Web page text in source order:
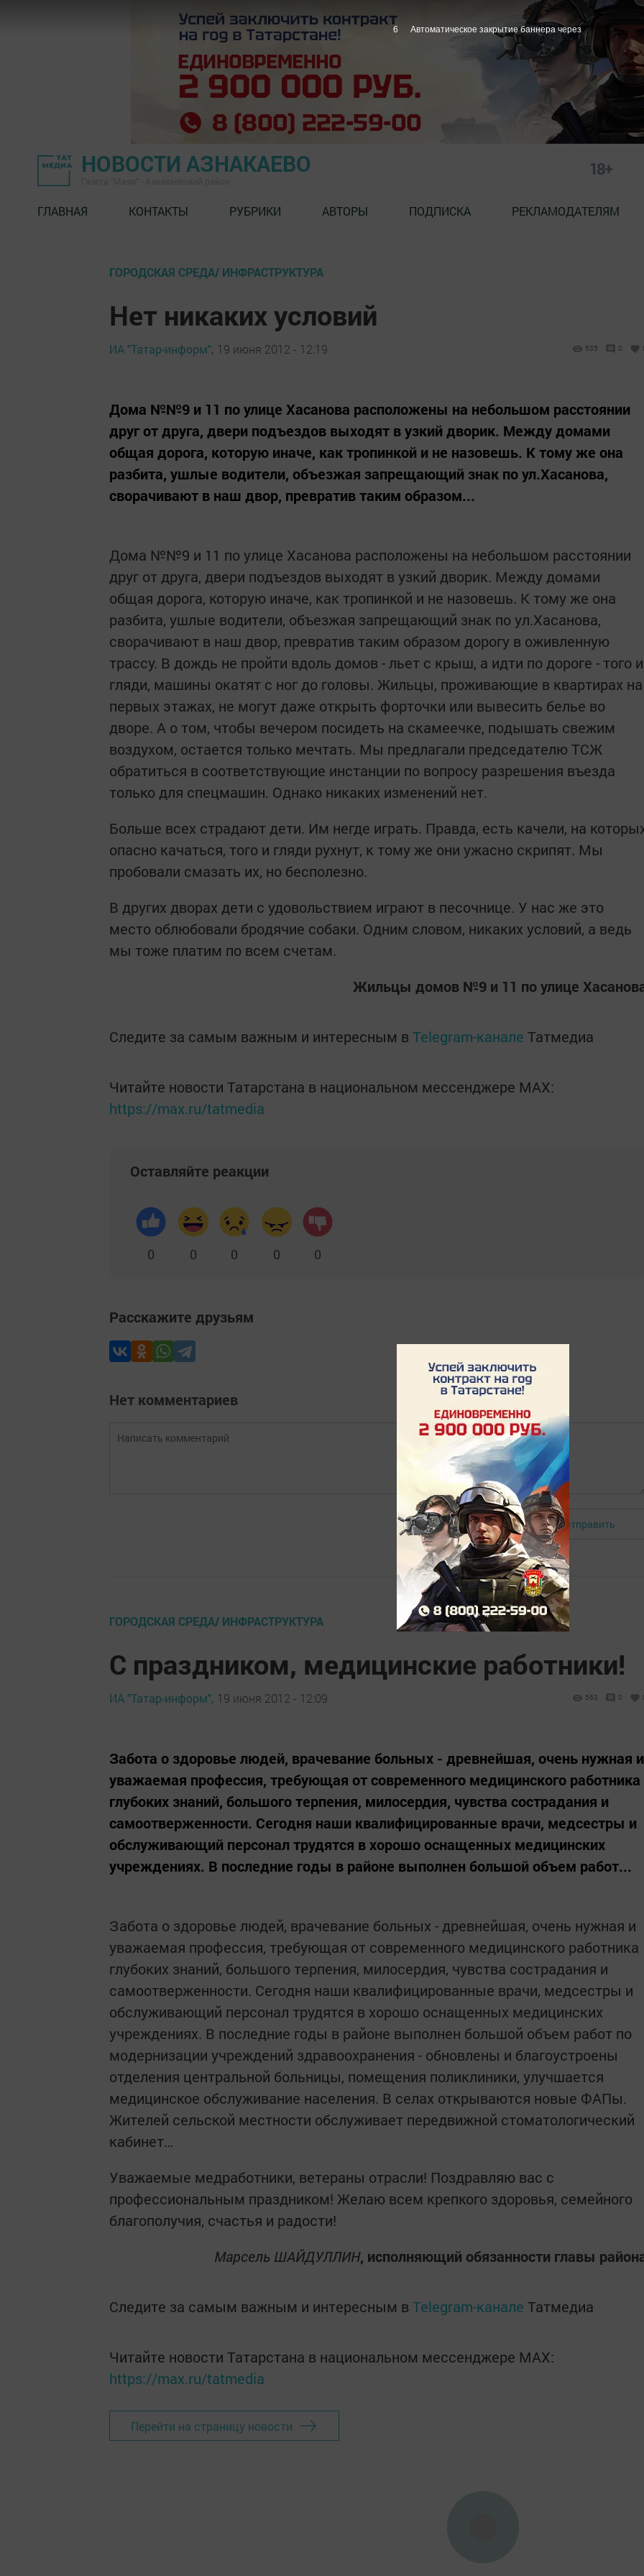
НОВОСТИ АЗНАКАЕВО 18+
ГЛАВНАЯ КОНТАКТЫ РУБРИКИ АВТОРЫ ПОДПИСКА РЕКЛАМОДАТЕЛЯМ
ГОРОДСКАЯ СРЕДА/ ИНФРАСТРУКТУРА
Нет никаких условий
ИА "Татар-информ", 19 июня 2012 - 12:19 535 0
Дома №№9 и 11 по улице Хасанова расположены на небольшом расстоянии
друг от друга, двери подъездов выходят в узкий дворик. Между домами
общая дорога, которую иначе, как тропинкой и не назовешь. К тому же она
разбита, ушлые водители, объезжая запрещающий знак по ул.Хасанова,
сворачивают в наш двор, превратив таким образом...
Дома №№9 и 11 по улице Хасанова расположены на небольшом расстоянии
друг от друга, двери подъездов выходят в узкий дворик. Между домами
общая дорога, которую иначе, как тропинкой и не назовешь. К тому же она
разбита, ушлые водители, объезжая запрещающий знак по ул.Хасанова,
сворачивают в наш двор, превратив таким образом дорогу в оживленную
трассу. В дождь не пройти вдоль домов - льет с крыш, а идти по дороге - того и
гляди, машины окатят с ног до головы. Жильцы, проживающие в квартирах на
первых этажах, не могут даже открыть форточки или вывесить белье во
дворе. А о том, чтобы вечером посидеть на скамеечке, подышать свежим
воздухом, остается только мечтать. Мы предлагали председателю ТСЖ
обратиться в соответствующие инстанции по вопросу разрешения въезда
только для спецмашин. Однако никаких изменений нет.
Больше всех страдают дети. Им негде играть. Правда, есть качели, на
опасно качаться, того и гляди рухнут, к тому же они ужасно скрипят. Мы
пробовали смазать их, но бесполезно.
В других дворах дети с удовольствием играют в песочнице. У нас же это
место облюбовали бродячие собаки. Одним словом, никаких условий, а ведь
мы тоже платим по всем счетам.
Жильцы домов №9 и 11 по улице
Следите за самым важным и интересным в Telegram-канале Татмедиа
Читайте новости Татарстана в национальном мессенджере MАХ:
https://max.ru/tatmedia
Оставляйте реакции
0 0 0 0 0
Расскажите друзьям
Нет комментариев
Авторизоваться Отправить
ГОРОДСКАЯ СРЕДА/ ИНФРАСТРУКТУРА
С праздником, медицинские работники!
ИА "Татар-информ", 19 июня 2012 - 12:09 563 0
Забота о здоровье людей, врачевание больных - древнейшая, очень нужная и
уважаемая профессия, требующая от современного медицинского работника
глубоких знаний, большого терпения, милосердия, чувства сострадания и
самоотверженности. Сегодня наши квалифицированные врачи, медсестры и
обслуживающий персонал трудятся в хорошо оснащенных медицинских
учреждениях. В последние годы в районе выполнен большой объем работ...
Забота о здоровье людей, врачевание больных - древнейшая, очень нужная и
уважаемая профессия, требующая от современного медицинского работника
глубоких знаний, большого терпения, милосердия, чувства сострадания и
самоотверженности. Сегодня наши квалифицированные врачи, медсестры и
обслуживающий персонал трудятся в хорошо оснащенных медицинских
учреждениях. В последние годы в районе выполнен большой объем работ по
модернизации учреждений здравоохранения - обновлены и благоустроены
отделения центральной больницы, помещения поликлиники, улучшается
медицинское обслуживание населения. В селах открываются новые ФАПы.
Жителей сельской местности обслуживает передвижной стоматологический
кабинет…
Уважаемые медработники, ветераны отрасли! Поздравляю вас с
профессиональным праздником! Желаю всем крепкого здоровья, семейного
благополучия, счастья и радости!
Марсель ШАЙДУЛЛИН, исполняющий обязанности главы
Следите за самым важным и интересным в Telegram-канале Татмедиа
Читайте новости Татарстана в национальном мессенджере MАХ:
https://max.ru/tatmedia
Перейти на страницу новости
5 Автоматическое закрытие баннера через